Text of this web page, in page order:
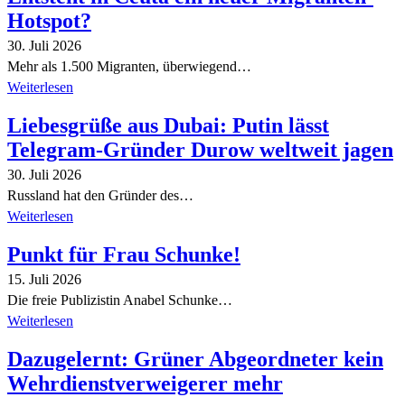
Hotspot?
30. Juli 2026
Mehr als 1.500 Migranten, überwiegend…
Weiterlesen
Liebesgrüße aus Dubai: Putin lässt
Telegram-Gründer Durow weltweit jagen
30. Juli 2026
Russland hat den Gründer des…
Weiterlesen
Punkt für Frau Schunke!
15. Juli 2026
Die freie Publizistin Anabel Schunke…
Weiterlesen
Dazugelernt: Grüner Abgeordneter kein
Wehrdienstverweigerer mehr